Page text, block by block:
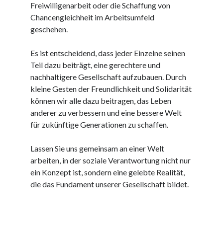
Dezember 2023
November 2023
Kategorien
barrierefreie website
din 18040
ferienhaus
ferienwohnung mit pflegebett nordsee
ferienwohnungen
firmenumzug
Freiwilligenarbeit oder die Schaffung von
Chancengleichheit im Arbeitsumfeld
geschehen.
Es ist entscheidend, dass jeder Einzelne seinen
Teil dazu beiträgt, eine gerechtere und
nachhaltigere Gesellschaft aufzubauen. Durch
kleine Gesten der Freundlichkeit und Solidarität
können wir alle dazu beitragen, das Leben
anderer zu verbessern und eine bessere Welt
für zukünftige Generationen zu schaffen.
Lassen Sie uns gemeinsam an einer Welt
arbeiten, in der soziale Verantwortung nicht nur
ein Konzept ist, sondern eine gelebte Realität,
die das Fundament unserer Gesellschaft bildet.